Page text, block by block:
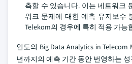
측할 수 있습니다. 이는 네트워크
워크 문제에 대한 예측 유지보수
Telekom의 경우에 특히 적용 가능
인도의 Big Data Analytics in Telecom
년까지의 예측 기간 동안 번영하는